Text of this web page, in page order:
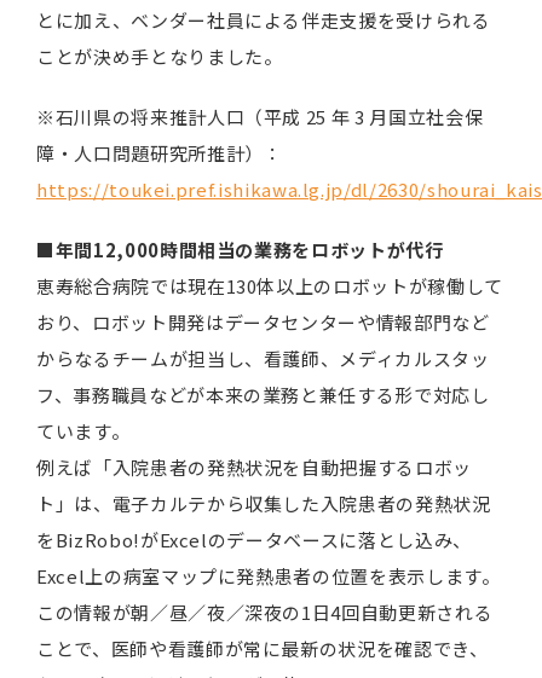
とに加え、ベンダー社員による伴走支援を受けられる
ことが決め手となりました。
※石川県の将来推計人口（平成 25 年 3 月国立社会保
障・人口問題研究所推計）：
https://toukei.pref.ishikawa.lg.jp/dl/2630/
■年間12,000時間相当の業務をロボットが代行
恵寿総合病院では現在130体以上のロボットが稼働して
おり、ロボット開発はデータセンターや情報部門など
からなるチームが担当し、看護師、メディカルスタッ
フ、事務職員などが本来の業務と兼任する形で対応し
ています。
例えば「入院患者の発熱状況を自動把握するロボッ
ト」は、電子カルテから収集した入院患者の発熱状況
をBizRobo!がExcelのデータベースに落とし込み、
Excel上の病室マップに発熱患者の位置を表示します。
この情報が朝／昼／夜／深夜の1日4回自動更新される
ことで、医師や看護師が常に最新の状況を確認でき、